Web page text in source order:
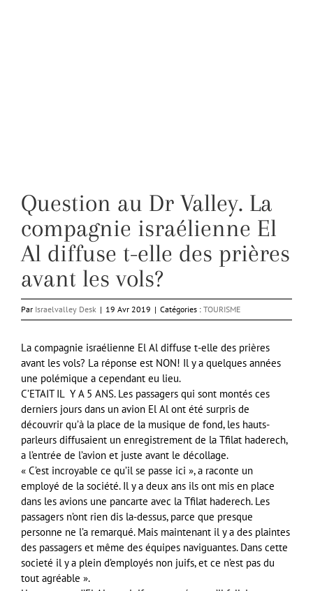
Question au Dr Valley. La
compagnie israélienne El
Al diffuse t-elle des prières
avant les vols?
Par Israelvalley Desk | 19 Avr 2019 | Catégories : TOURISME
La compagnie israélienne El Al diffuse t-elle des prières
avant les vols? La réponse est NON! Il y a quelques années
une polémique a cependant eu lieu.
C’ETAIT IL Y A 5 ANS. Les passagers qui sont montés ces
derniers jours dans un avion El Al ont été surpris de
découvrir qu’à la place de la musique de fond, les hauts-
parleurs diffusaient un enregistrement de la Tfilat haderech,
a l’entrée de l’avion et juste avant le décollage.
« C’est incroyable ce qu’il se passe ici », a raconte un
employé de la société. Il y a deux ans ils ont mis en place
dans les avions une pancarte avec la Tfilat haderech. Les
passagers n’ont rien dis la-dessus, parce que presque
personne ne l’a remarqué. Mais maintenant il y a des plaintes
des passagers et même des équipes naviguantes. Dans cette
societé il y a plein d’employés non juifs, et ce n’est pas du
tout agréable ».